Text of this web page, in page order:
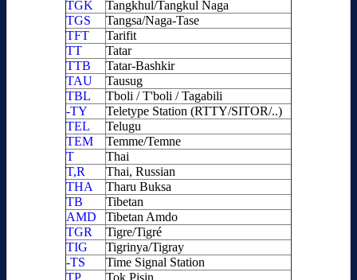
TGK
Tangkhul/Tangkul Naga
TGS
Tangsa/Naga-Tase
TFT
Tarifit
TT
Tatar
TTB
Tatar-Bashkir
TAU
Tausug
TBL
Tboli / T'boli / Tagabili
-TY
Teletype Station (RTTY/SITOR/..)
TEL
Telugu
TEM
Temme/Temne
T
Thai
T,R
Thai, Russian
THA
Tharu Buksa
TB
Tibetan
AMD
Tibetan Amdo
TGR
Tigre/Tigré
TIG
Tigrinya/Tigray
-TS
Time Signal Station